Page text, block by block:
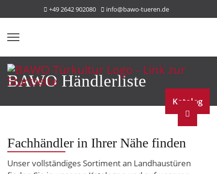
+49 2642 902080 info@bawo-tueren.de
Katalog
BAWO Händlerliste
Fachhändler in Ihrer Nähe finden
Unser vollständiges Sortiment an Landhaustüren